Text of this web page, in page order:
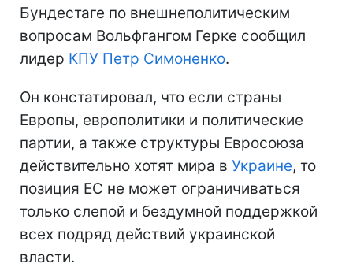
Бундестаге по внешнеполитическим
вопросам Вольфгангом Герке сообщил
лидер КПУ Петр Симоненко.
Он констатировал, что если страны
Европы, европолитики и политические
партии, а также структуры Евросоюза
действительно хотят мира в Украине, то
позиция ЕС не может ограничиваться
только слепой и бездумной поддержкой
всех подряд действий украинской
власти.